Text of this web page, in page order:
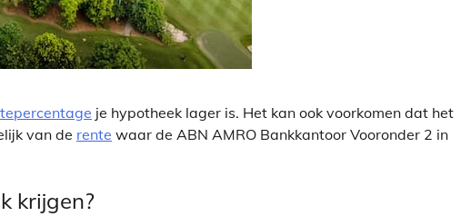
je hypotheek lager is. Het kan ook voorkomen dat het
van de rente waar de ABN AMRO Bankkantoor Vooronder 2 in
krijgen?